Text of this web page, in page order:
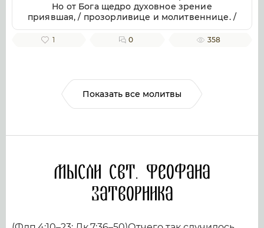
Но от Бога щедро духовное зрение
приявшая, / прозорливице и молитвеннице. /
Наипаче дар исцеления болезней стяжавшая.
/ Помогай всем с верою к тебе притекающим
1 0 358
Показать все молитвы
Мысли свт. Феофана
Затворника